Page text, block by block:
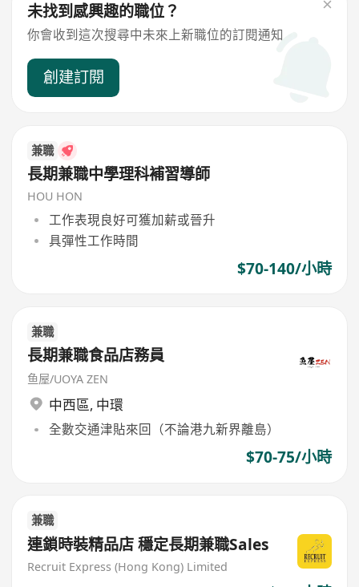
未找到感興趣的職位？
你會收到這次搜尋中未來上新職位的訂閱通知
創建訂閱
兼職
長期兼職中學理科補習導師
HOU HON
工作表現良好可獲加薪或晉升
具彈性工作時間
$70-140/小時
兼職
長期兼職食品店務員
鱼屋/UOYA ZEN
中西區, 中環
全數交通津貼來回（不論港九新界離島）
$70-75/小時
兼職
連鎖時裝精品店 穩定長期兼職Sales
Recruit Express (Hong Kong) Limited